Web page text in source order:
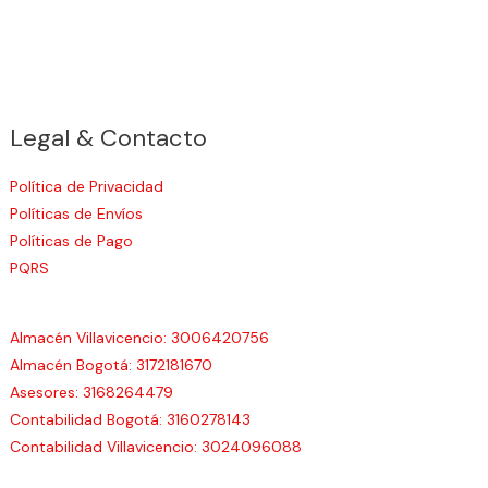
Legal & Contacto
Política de Privacidad
Políticas de Envíos
Políticas de Pago
PQRS
Almacén Villavicencio: 3006420756
Almacén Bogotá: 3172181670
Asesores: 3168264479
Contabilidad Bogotá: 3160278143
Contabilidad Villavicencio: 3024096088